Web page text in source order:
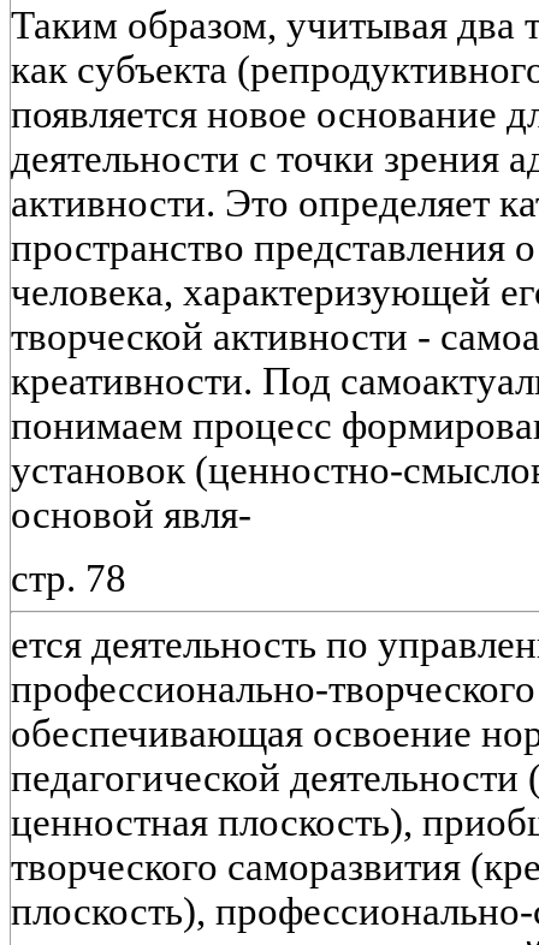
Таким образом, учитывая два
как субъекта
появляется новое основание
деятельности с точки зрения
активности. Это определяет
пространство представления
человека, характеризующей
творческой активности -
креативности. Под
понимаем процесс
установок (ценностно-
основой явля-
стр. 78
ется деятельность по
профессионально-
обеспечивающая освоение
педагогической
ценностная плоскость),
творческого саморазвития
плоскость),